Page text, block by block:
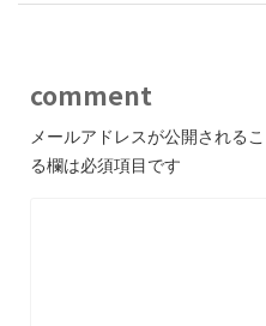
comment
メールアドレスが公開される
る欄は必須項目です